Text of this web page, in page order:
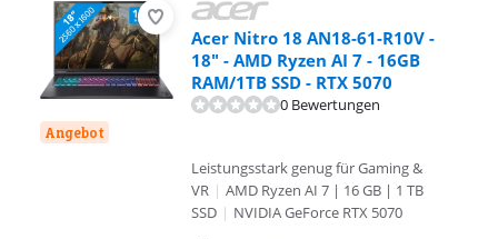
Angebot
Acer Nitro 18 AN18-61-R10V -
18" - AMD Ryzen AI 7 - 16GB
RAM/1TB SSD - RTX 5070
0 Bewertungen
Leistungsstark genug für Gaming &
VR | AMD Ryzen AI 7 | 16 GB | 1 TB
SSD | NVIDIA GeForce RTX 5070